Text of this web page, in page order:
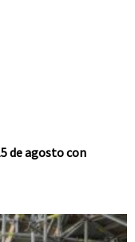
de agosto con